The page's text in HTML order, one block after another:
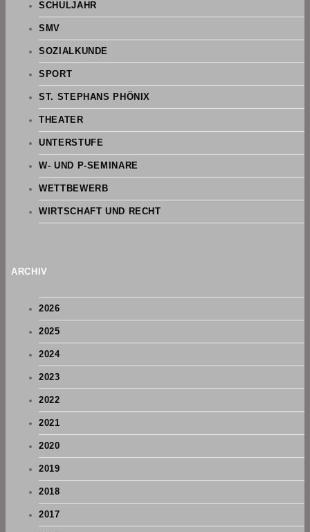
SCHULJAHR
SMV
SOZIALKUNDE
SPORT
ST. STEPHANS PHÖNIX
THEATER
UNTERSTUFE
W- UND P-SEMINARE
WETTBEWERB
WIRTSCHAFT UND RECHT
ARCHIV
2026
2025
2024
2023
2022
2021
2020
2019
2018
2017